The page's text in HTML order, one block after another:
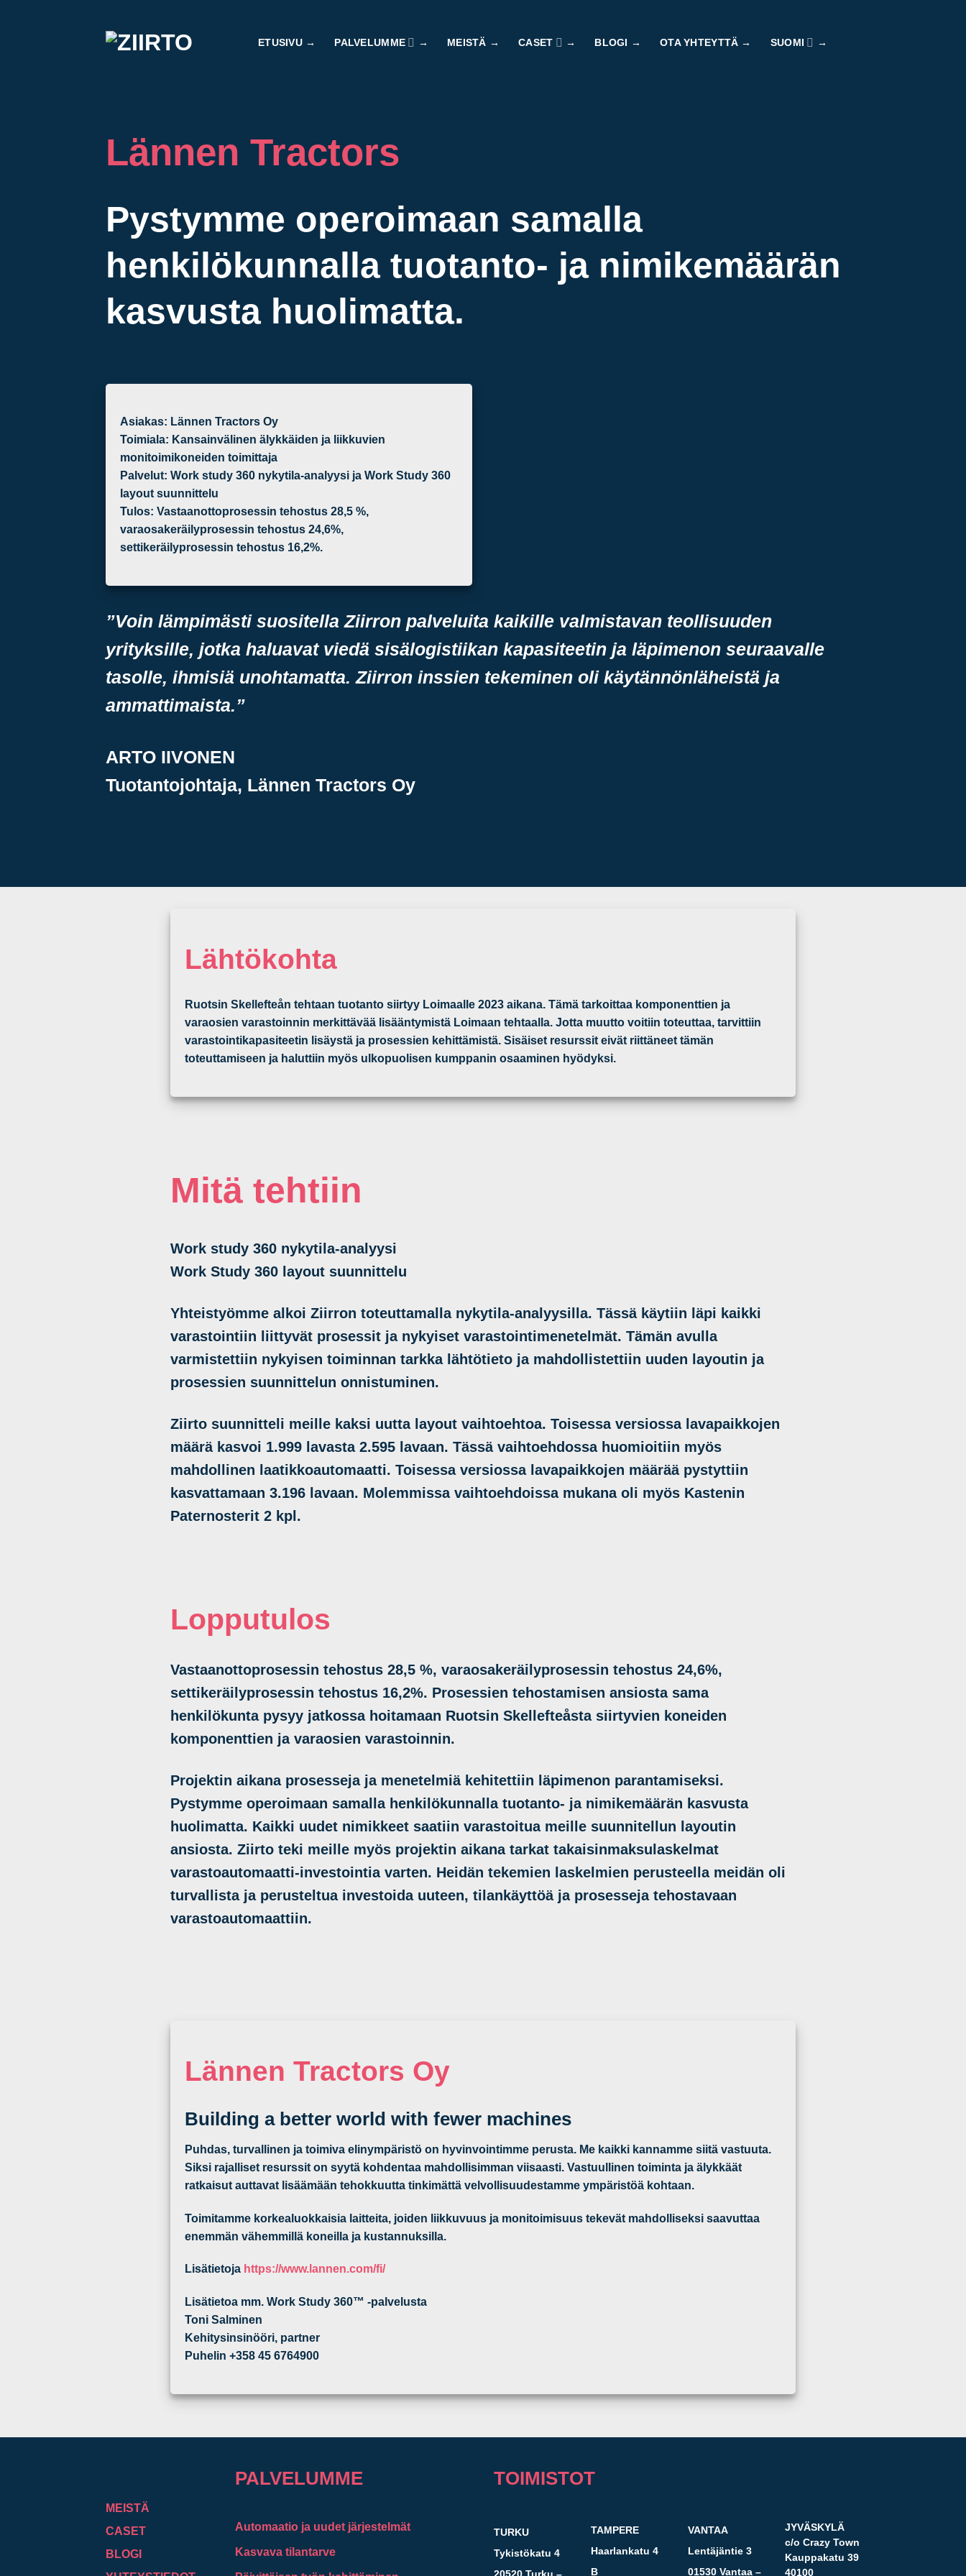
ETUSIVU PALVELUMME MEISTÄ CASET BLOGI OTA YHTEYTTÄ SUOMI
Lännen Tractors
Pystymme operoimaan samalla
henkilökunnalla tuotanto- ja nimikemäärän
kasvusta huolimatta.
Asiakas: Lännen Tractors Oy
Toimiala: Kansainvälinen älykkäiden ja liikkuvien
monitoimikoneiden toimittaja
Palvelut: Work study 360 nykytila-analyysi ja Work Study 360
layout suunnittelu
Tulos: Vastaanottoprosessin tehostus 28,5 %,
varaosakeräilyprosessin tehostus 24,6%,
settikeräilyprosessin tehostus 16,2%.
”Voin lämpimästi suositella Ziirron palveluita kaikille valmistavan teollisuuden
yrityksille, jotka haluavat viedä sisälogistiikan kapasiteetin ja läpimenon seuraavalle
tasolle, ihmisiä unohtamatta. Ziirron inssien tekeminen oli käytännönläheistä ja
ammattimaista.”
ARTO IIVONEN
Tuotantojohtaja, Lännen Tractors Oy
Lähtökohta
Ruotsin Skellefteån tehtaan tuotanto siirtyy Loimaalle 2023 aikana. Tämä tarkoittaa komponenttien ja
varaosien varastoinnin merkittävää lisääntymistä Loimaan tehtaalla. Jotta muutto voitiin toteuttaa, tarvittiin
varastointikapasiteetin lisäystä ja prosessien kehittämistä. Sisäiset resurssit eivät riittäneet tämän
toteuttamiseen ja haluttiin myös ulkopuolisen kumppanin osaaminen hyödyksi.
Mitä tehtiin
Work study 360 nykytila-analyysi
Work Study 360 layout suunnittelu
Yhteistyömme alkoi Ziirron toteuttamalla nykytila-analyysilla. Tässä käytiin läpi kaikki
varastointiin liittyvät prosessit ja nykyiset varastointimenetelmät. Tämän avulla
varmistettiin nykyisen toiminnan tarkka lähtötieto ja mahdollistettiin uuden layoutin ja
prosessien suunnittelun onnistuminen.
Ziirto suunnitteli meille kaksi uutta layout vaihtoehtoa. Toisessa versiossa lavapaikkojen
määrä kasvoi 1.999 lavasta 2.595 lavaan. Tässä vaihtoehdossa huomioitiin myös
mahdollinen laatikkoautomaatti. Toisessa versiossa lavapaikkojen määrää pystyttiin
kasvattamaan 3.196 lavaan. Molemmissa vaihtoehdoissa mukana oli myös Kastenin
Paternosterit 2 kpl.
Lopputulos
Vastaanottoprosessin tehostus 28,5 %, varaosakeräilyprosessin tehostus 24,6%,
settikeräilyprosessin tehostus 16,2%. Prosessien tehostamisen ansiosta sama
henkilökunta pysyy jatkossa hoitamaan Ruotsin Skellefteåsta siirtyvien koneiden
komponenttien ja varaosien varastoinnin.
Projektin aikana prosesseja ja menetelmiä kehitettiin läpimenon parantamiseksi.
Pystymme operoimaan samalla henkilökunnalla tuotanto- ja nimikemäärän kasvusta
huolimatta. Kaikki uudet nimikkeet saatiin varastoitua meille suunnitellun layoutin
ansiosta. Ziirto teki meille myös projektin aikana tarkat takaisinmaksulaskelmat
varastoautomaatti-investointia varten. Heidän tekemien laskelmien perusteella meidän oli
turvallista ja perusteltua investoida uuteen, tilankäyttöä ja prosesseja tehostavaan
varastoautomaattiin.
Lännen Tractors Oy
Building a better world with fewer machines
Puhdas, turvallinen ja toimiva elinympäristö on hyvinvointimme perusta. Me kaikki kannamme siitä vastuuta.
Siksi rajalliset resurssit on syytä kohdentaa mahdollisimman viisaasti. Vastuullinen toiminta ja älykkäät
ratkaisut auttavat lisäämään tehokkuutta tinkimättä velvollisuudestamme ympäristöä kohtaan.
Toimitamme korkealuokkaisia laitteita, joiden liikkuvuus ja monitoimisuus tekevät mahdolliseksi saavuttaa
enemmän vähemmillä koneilla ja kustannuksilla.
Lisätietoja https://www.lannen.com/fi/
Lisätietoa mm. Work Study 360™ -palvelusta
Toni Salminen
Kehitysinsinööri, partner
Puhelin +358 45 6764900
MEISTÄ
CASET
BLOGI
PALVELUMME
Automaatio ja uudet järjestelmät
Kasvava tilantarve
TOIMISTOT
TURKU
Tykistökatu 4
TAMPERE
Haarlankatu 4
B
VANTAA
Lentäjäntie 3
01530 Vantaa –
JYVÄSKYLÄ
c/o Crazy Town
Kauppakatu 39
40100